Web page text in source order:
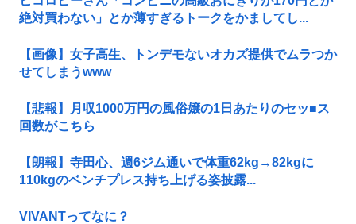
絶対買わない」とか薄すぎるトークをかましてし...
【画像】女子高生、トンデモないオカズ提供でムラつか
せてしまうwww
【悲報】月収1000万円の風俗嬢の1日あたりのセッ■ス
回数がこちら
【朗報】寺田心、週6ジム通いで体重62kg→82kgに
110kgのベンチプレス持ち上げる姿披露...
VIVANTってなに？